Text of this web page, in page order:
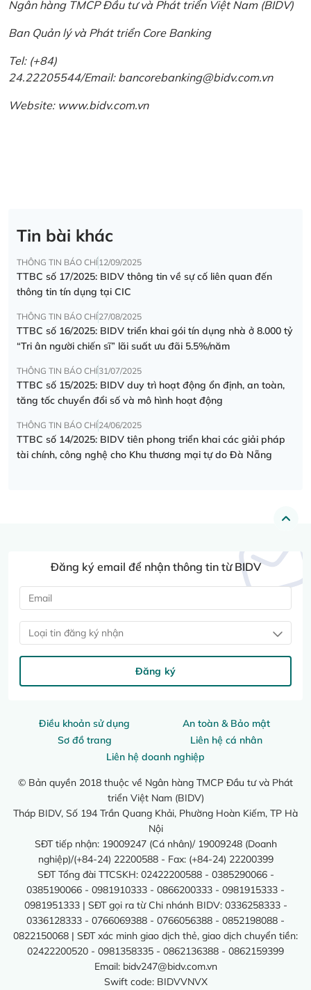
Ngân hàng TMCP Đầu tư và Phát triển Việt Nam (BIDV)
Ban Quản lý và Phát triển Core Banking
Tel: (+84)
24.22205544/Email: bancorebanking@bidv.com.vn
Website: www.bidv.com.vn
Tin bài khác
THÔNG TIN BÁO CHÍ12/09/2025
TTBC số 17/2025: BIDV thông tin về sự cố liên quan đến
thông tin tín dụng tại CIC
THÔNG TIN BÁO CHÍ27/08/2025
TTBC số 16/2025: BIDV triển khai gói tín dụng nhà ở 8.000 tỷ
“Tri ân người chiến sĩ” lãi suất ưu đãi 5.5%/năm
THÔNG TIN BÁO CHÍ31/07/2025
TTBC số 15/2025: BIDV duy trì hoạt động ổn định, an toàn,
tăng tốc chuyển đổi số và mô hình hoạt động
THÔNG TIN BÁO CHÍ24/06/2025
TTBC số 14/2025: BIDV tiên phong triển khai các giải pháp
tài chính, công nghệ cho Khu thương mại tự do Đà Nẵng
Điều khoản sử dụng
An toàn & Bảo mật
Sơ đồ trang
Liên hệ cá nhân
Liên hệ doanh nghiệp
© Bản quyền 2018 thuộc về Ngân hàng TMCP Đầu tư và Phát
triển Việt Nam (BIDV)
Tháp BIDV, Số 194 Trần Quang Khải, Phường Hoàn Kiếm, TP Hà
Nội
SĐT tiếp nhận: 19009247 (Cá nhân)/ 19009248 (Doanh
nghiệp)/(+84-24) 22200588 - Fax: (+84-24) 22200399
SĐT Tổng đài TTCSKH: 02422200588 - 0385290066 -
0385190066 - 0981910333 - 0866200333 - 0981915333 -
0981951333 | SĐT gọi ra từ Chi nhánh BIDV: 0336258333 -
0336128333 - 0766069388 - 0766056388 - 0852198088 -
0822150068 | SĐT xác minh giao dịch thẻ, giao dịch chuyển tiền:
02422200520 - 0981358335 - 0862136388 - 0862159399
Email: bidv247@bidv.com.vn
Swift code: BIDVVNVX
Đăng ký email để nhận thông tin từ BIDV
Loại tin đăng ký nhận
Đăng ký